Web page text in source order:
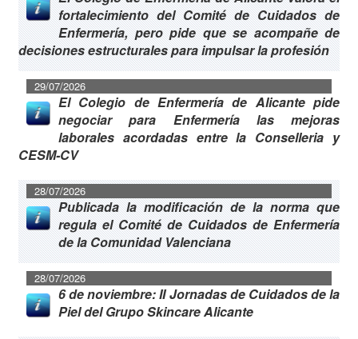
fortalecimiento del Comité de Cuidados de
Enfermería, pero pide que se acompañe de
decisiones estructurales para impulsar la profesión
29/07/2026
El Colegio de Enfermería de Alicante pide
negociar para Enfermería las mejoras
laborales acordadas entre la Conselleria y
CESM-CV
28/07/2026
Publicada la modificación de la norma que
regula el Comité de Cuidados de Enfermería
de la Comunidad Valenciana
28/07/2026
6 de noviembre: II Jornadas de Cuidados de la
Piel del Grupo Skincare Alicante